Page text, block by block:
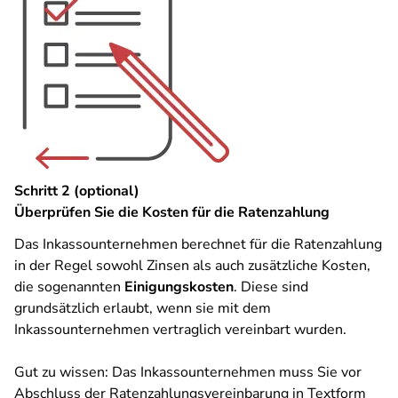
Schritt 2 (optional)
Überprüfen Sie die Kosten für die Ratenzahlung
Das Inkassounternehmen berechnet für die Ratenzahlung
in der Regel sowohl Zinsen als auch zusätzliche Kosten,
die sogenannten Einigungskosten. Diese sind
grundsätzlich erlaubt, wenn sie mit dem
Inkassounternehmen vertraglich vereinbart wurden.
Gut zu wissen: Das Inkassounternehmen muss Sie vor
Abschluss der Ratenzahlungsvereinbarung in Textform